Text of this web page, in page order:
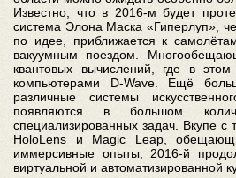
Известно, что в 2016-м будет
система Элона Маска «Гиперлуп»,
по идее, приближается к
вакуумным поездом.
квантовых вычислений, где в
компьютерами D-Wave. Ещё
различные системы
появляются в большом
специализированных задач. Вкупе с
HoloLens и Magic Leap,
иммерсивные опыты, 2016-й
виртуальной и автоматизированной